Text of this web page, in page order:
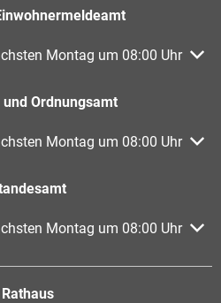
oder Schließzeiten
Montag um 08:00 Uhr
Ordnungsamt
oder Schließzeiten
Montag um 08:00 Uhr
oder Schließzeiten
Montag um 08:00 Uhr
Rathaus